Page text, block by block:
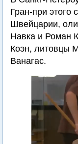
Гран-при этого
Швейцарии,
Навка и Роман
Коэн, литовцы
Ванагас.